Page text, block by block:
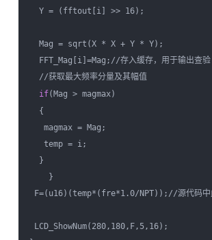
Y = (fftout[i] >> 16);
Mag = sqrt(X * X + Y * Y);
FFT_Mag[i]=Mag;//存入缓存，用于输出查验
//获取最大频率分量及其幅值
if(Mag > magmax)
{
magmax = Mag;
temp = i;
}
}
F=(u16)(temp*(fre*1.0/NPT));//源代码中此
LCD_ShowNum(280,180,F,5,16);